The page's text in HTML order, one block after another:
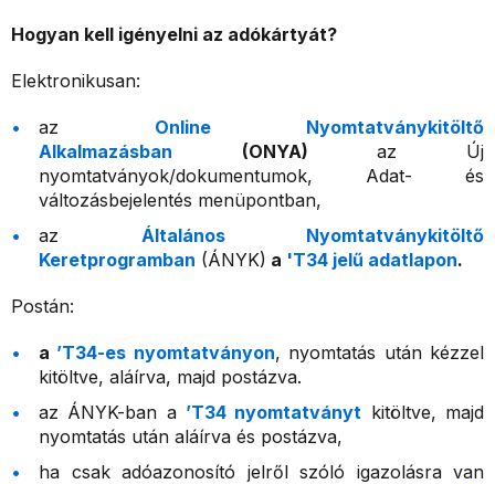
Hogyan kell igényelni az adókártyát?
Elektronikusan:
az Online Nyomtatványkitöltő
Alkalmazásban
(ONYA) az Új
nyomtatványok/dokumentumok, Adat- és
változásbejelentés menüpontban,
az Általános Nyomtatványkitöltő
Keretprogramban (ÁNYK) a 'T34 jelű adatlapon.
Postán:
a ’T34-es nyomtatványon, nyomtatás után kézzel
kitöltve, aláírva, majd postázva.
az ÁNYK-ban a ’T34 nyomtatványt kitöltve, majd
nyomtatás után aláírva és postázva,
ha csak adóazonosító jelről szóló igazolásra van